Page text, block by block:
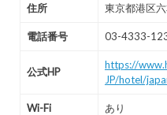
住所 東京都港区
電話番号 03-4333-
公式HP
https://
JP/hotel/
Wi-Fi あり